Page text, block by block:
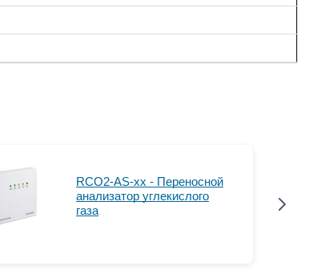
RCO2-AS-xx - Переносной
анализатор углекислого
газа